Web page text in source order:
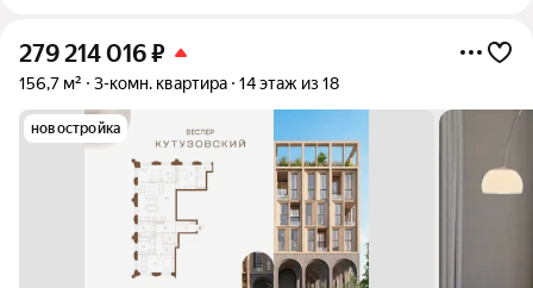
279 214 016₽
156,7 м² 3-комн. квартира 14 этаж из 18
новостройка